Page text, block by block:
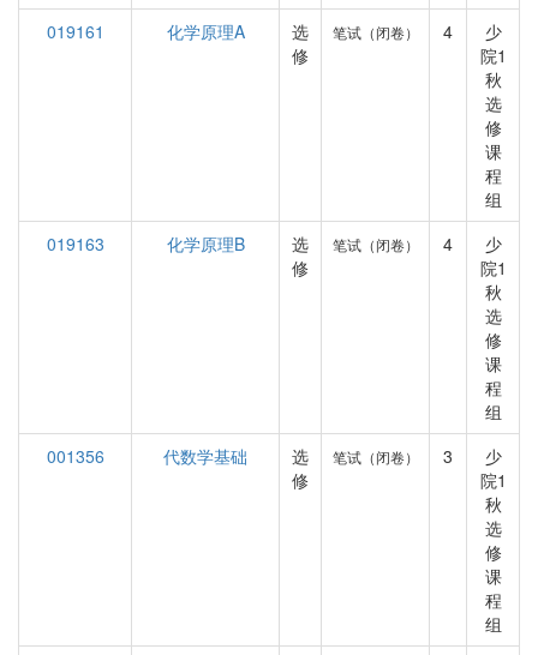
019161
化学原理A
选
修
笔试（闭卷） 4
少
院1
秋
选
修
课
程
组
019163
化学原理B
选
修
笔试（闭卷） 4
少
院1
秋
选
修
课
程
组
001356
代数学基础
选
修
笔试（闭卷） 3
少
院1
秋
选
修
课
程
组